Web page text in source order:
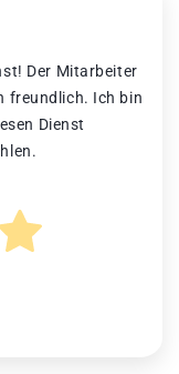
Der Mitarbeiter
freundlich. Ich bin
Dienst